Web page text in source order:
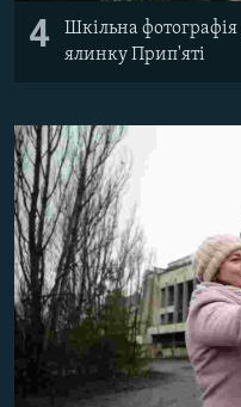
4
Шкільна
ялинку Прип'яті